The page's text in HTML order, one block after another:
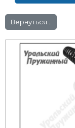
Вернуться...